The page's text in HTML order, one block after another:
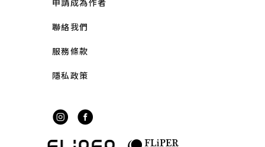
申請成為作者
聯絡我們
服務條款
隱私政策